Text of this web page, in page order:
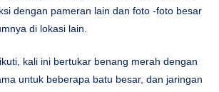
dengan pameran lain dan foto -foto besar
di lokasi lain.
kali ini bertukar benang merah dengan
untuk beberapa batu besar, dan jaringan